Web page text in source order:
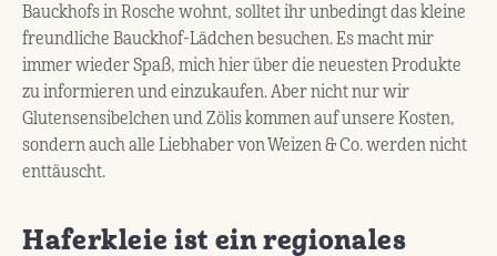
Bauckhofs in Rosche wohnt, solltet ihr unbedingt das kleine
freundliche Bauckhof-Lädchen besuchen. Es macht mir
immer wieder Spaß, mich hier über die neuesten Produkte
zu informieren und einzukaufen. Aber nicht nur wir
Glutensensibelchen und Zölis kommen auf unsere Kosten,
sondern auch alle Liebhaber von Weizen & Co. werden nicht
enttäuscht.
Haferkleie ist ein regionales